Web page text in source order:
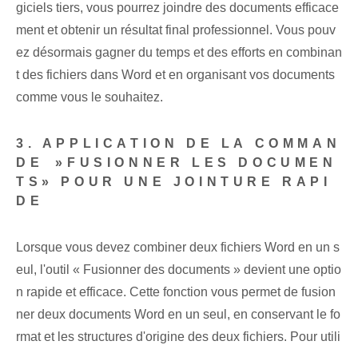
giciels tiers, vous pourrez joindre des documents efficace
ment et obtenir un résultat final professionnel. Vous pouv
ez désormais gagner du temps et des efforts en combinan
t des fichiers dans Word et en organisant vos documents
comme vous le souhaitez.
3. APPLICATION DE LA COMMAN
DE ⁤»FUSIONNER LES DOCUMEN
TS» POUR UNE JOINTURE RAPI
DE
Lorsque vous devez combiner deux fichiers Word en un s
eul, l'outil « Fusionner des documents » devient une optio
n rapide et efficace. Cette fonction vous permet de fusion
ner deux documents Word en un seul, en conservant le fo
rmat et les structures d'origine des deux fichiers. Pour utili